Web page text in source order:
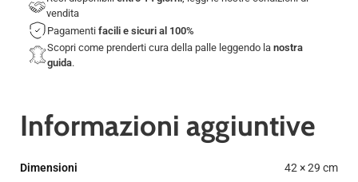
vendita
Pagamenti facili e sicuri al 100%
Scopri come prenderti cura della palle leggendo la nostra
guida.
Informazioni aggiuntive
Dimensioni 42 × 29 cm